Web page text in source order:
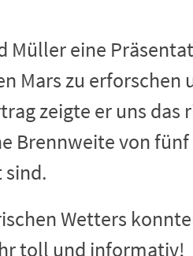
Müller eine
Mars zu
zeigte er uns
Brennweite von
sind.
Wetters
toll und informativ!